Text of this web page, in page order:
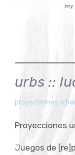
my
actual
videos
workshops
bio
urbs ::
mariana
5.
2012
proyecciones
Proyecciones
Juegos de